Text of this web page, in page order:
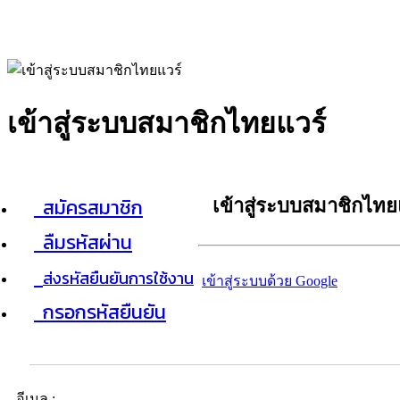
เข้าสู่ระบบสมาชิกไทยแวร์
สมัครสมาชิก
ลืมรหัสผ่าน
ส่งรหัสยืนยันการใช้งาน
กรอกรหัสยืนยัน
เข้าสู่ระบบสมาชิกไท
เข้าสู่ระบบด้วย Google